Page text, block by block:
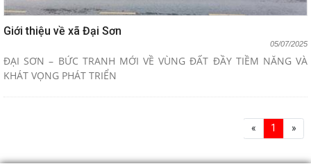
Giới thiệu về xã Đại Sơn
05/07/2025
ĐẠI SƠN – BỨC TRANH MỚI VỀ VÙNG ĐẤT ĐẦY TIỀM NĂNG VÀ
KHÁT VỌNG PHÁT TRIỂN
« 1 »